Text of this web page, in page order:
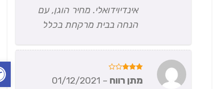
אינדיוידואלי. מחיר הוגן, עם
הנחה בבית מרקחת בכלל
דורג 3
מתוך 5
מתן רווח–
01/12/2021